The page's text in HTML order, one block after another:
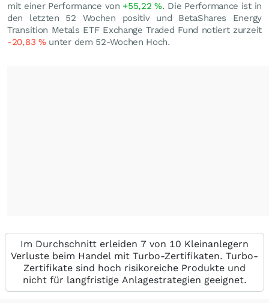
mit einer Performance von +55,22%. Die Performance ist in
den letzten 52 Wochen positiv und BetaShares Energy
Transition Metals ETF Exchange Traded Fund notiert zurzeit
-20,83 %unter dem 52-Wochen Hoch.
Im Durchschnitt erleiden 7 von 10 Kleinanlegern
Verluste beim Handel mit Turbo-Zertifikaten. Turbo-
Zertifikate sind hoch risikoreiche Produkte und
nicht für langfristige Anlagestrategien geeignet.